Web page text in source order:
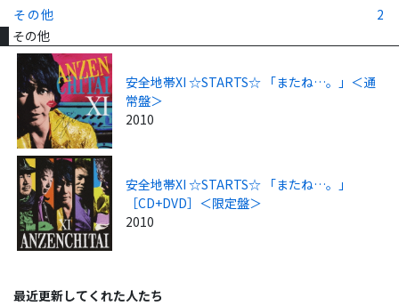
その他
2
その他
安全地帯XI ☆STARTS☆ 「またね…。」＜通
常盤＞
2010
安全地帯XI ☆STARTS☆ 「またね…。」
［CD+DVD］＜限定盤＞
2010
最近更新してくれた人たち